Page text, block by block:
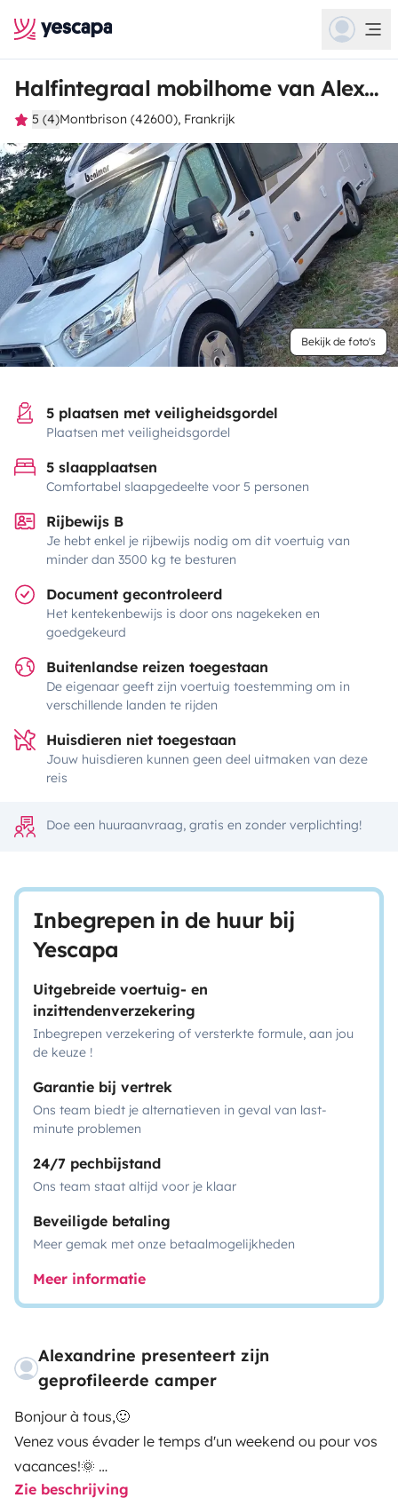
Halfintegraal mobilhome van Alexandrine
5 (4)Montbrison (42600), Frankrijk
Bekijk de foto's
5 plaatsen met veiligheidsgordel
Plaatsen met veiligheidsgordel
5 slaapplaatsen
Comfortabel slaapgedeelte voor 5 personen
Rijbewijs B
Je hebt enkel je rijbewijs nodig om dit voertuig van
minder dan 3500 kg te besturen
Document gecontroleerd
Het kentekenbewijs is door ons nagekeken en
goedgekeurd
Buitenlandse reizen toegestaan
De eigenaar geeft zijn voertuig toestemming om in
verschillende landen te rijden
Huisdieren niet toegestaan
Jouw huisdieren kunnen geen deel uitmaken van deze
reis
Doe een huuraanvraag, gratis en zonder verplichting!
Inbegrepen in de huur bij
Yescapa
Uitgebreide voertuig- en
inzittendenverzekering
Inbegrepen verzekering of versterkte formule, aan jou
de keuze !
Garantie bij vertrek
Ons team biedt je alternatieven in geval van last-
minute problemen
24/7 pechbijstand
Ons team staat altijd voor je klaar
Beveiligde betaling
Meer gemak met onze betaalmogelijkheden
Meer informatie
Alexandrine presenteert zijn
geprofileerde camper
Bonjour à tous,🙂
Venez vous évader le temps d'un weekend ou pour vos
vacances!🌞
Partez tranquille en laissant votre véhicule sur une
Zie beschrijving